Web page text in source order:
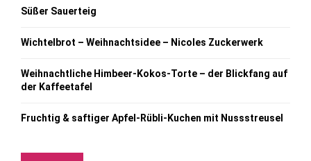
Süßer Sauerteig
Wichtelbrot – Weihnachtsidee – Nicoles Zuckerwerk
Weihnachtliche Himbeer-Kokos-Torte – der Blickfang auf
der Kaffeetafel
Fruchtig & saftiger Apfel-Rübli-Kuchen mit Nussstreusel